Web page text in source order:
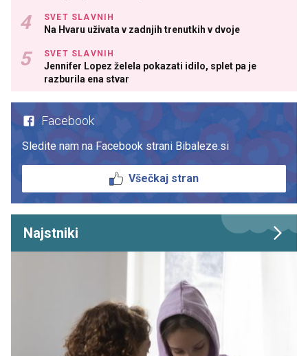
SVET SLAVNIH
Na Hvaru uživata v zadnjih trenutkih v dvoje
SVET SLAVNIH
Jennifer Lopez želela pokazati idilo, splet pa je
razburila ena stvar
Facebook
Sledite nam na Facebook strani Bibaleze.si
Všečkaj stran
Najstniki